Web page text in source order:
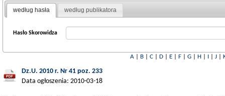
według hasła według publikatora
Hasło Skorowidza
A| B| C| D| E| F| G| H| I| J|
Dz.U. 2010 r. Nr 41 poz. 233
Data ogłoszenia: 2010-03-18